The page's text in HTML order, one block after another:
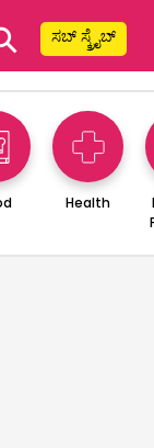
ಸಬ್ ಸ್ಕ್ರೈಬ್
Health